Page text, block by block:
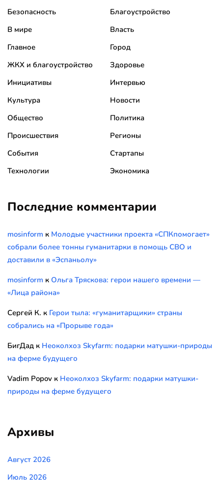
Безопасность
Благоустройство
В мире
Власть
Главное
Город
ЖКХ и благоустройство
Здоровье
Инициативы
Интервью
Культура
Новости
Общество
Политика
Происшествия
Регионы
События
Стартапы
Технологии
Экономика
Последние комментарии
mosinform к Молодые участники проекта «СПКпомогает»
собрали более тонны гуманитарки в помощь СВО и
доставили в «Эспаньолу»
mosinform к Ольга Тряскова: герои нашего времени —
«Лица района»
Сергей К. к Герои тыла: «гуманитарщики» страны
собрались на «Прорыве года»
БигДад к Неоколхоз Skyfarm: подарки матушки-природы
на ферме будущего
Vadim Popov к Неоколхоз Skyfarm: подарки матушки-
природы на ферме будущего
Архивы
Август 2026
Июль 2026